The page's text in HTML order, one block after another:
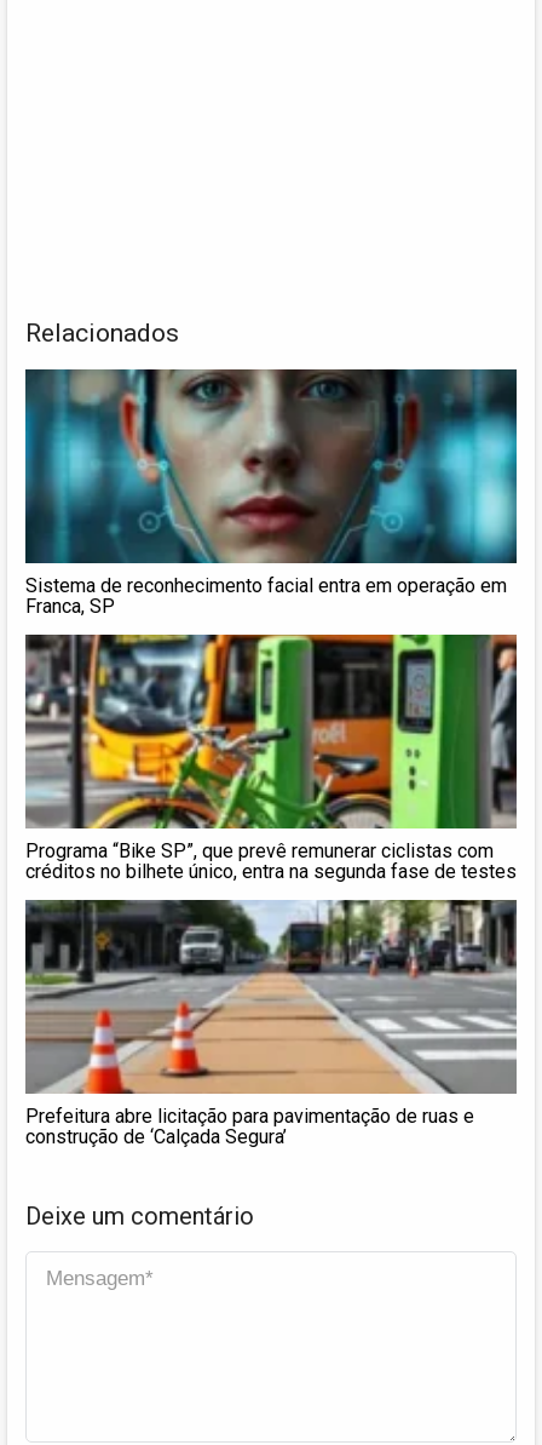
Relacionados
Sistema de reconhecimento facial entra em operação em
Franca, SP
Programa “Bike SP”, que prevê remunerar ciclistas com
créditos no bilhete único, entra na segunda fase de testes
Prefeitura abre licitação para pavimentação de ruas e
construção de ‘Calçada Segura’
Deixe um comentário